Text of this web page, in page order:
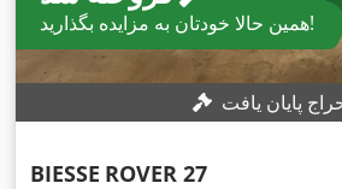
همین حالا خودتان به مزایده بگذارید!
پایان یافت
BIESSE ROVER 27